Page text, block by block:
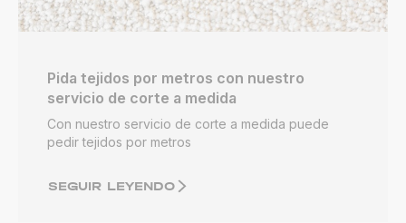
Pida tejidos por metros con nuestro
servicio de corte a medida
Con nuestro servicio de corte a medida puede
pedir tejidos por metros
SEGUIR LEYENDO